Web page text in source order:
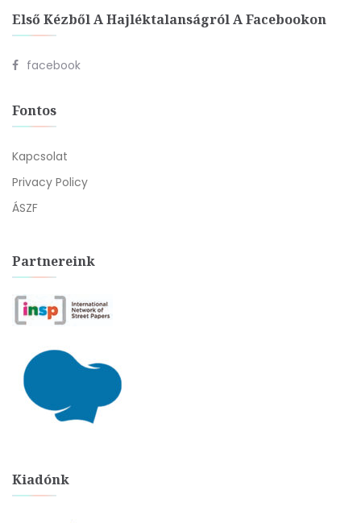
Első Kézből A Hajléktalanságról A Facebookon
facebook
Fontos
Kapcsolat
Privacy Policy
ÁSZF
Partnereink
Kiadónk